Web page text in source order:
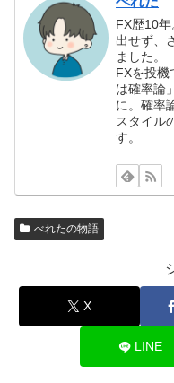
FX歴10
出せず、
ました。
FXを投機
は確率論
に。確率
スタイル
す。
べれたの物語
X
LINE